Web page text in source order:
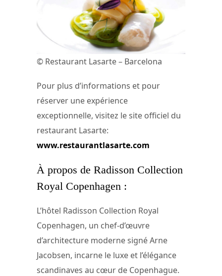
© Restaurant Lasarte – Barcelona
Pour plus d’informations et pour
réserver une expérience
exceptionnelle, visitez le site officiel du
restaurant Lasarte:
www.restaurantlasarte.com
À propos de Radisson Collection
Royal Copenhagen :
L’hôtel Radisson Collection Royal
Copenhagen, un chef-d’œuvre
d’architecture moderne signé Arne
Jacobsen, incarne le luxe et l’élégance
scandinaves au cœur de Copenhague.